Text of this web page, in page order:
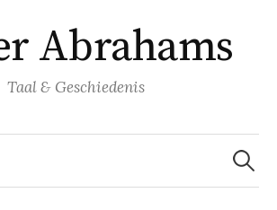
Abrahams
Taal & Geschiedenis
Zoeken
naar: